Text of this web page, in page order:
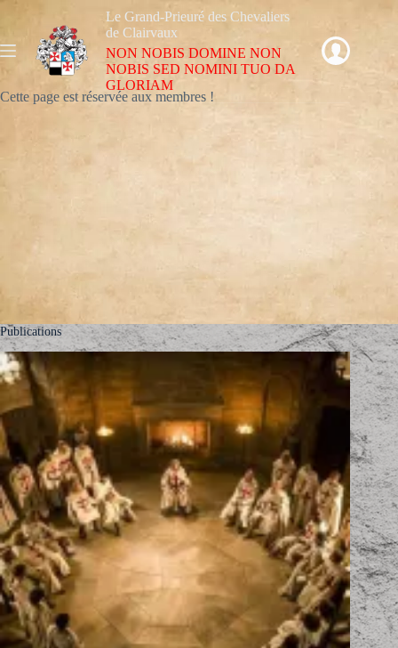
Le Grand-Prieuré des Chevaliers
de Clairvaux
NON NOBIS DOMINE NON
NOBIS SED NOMINI TUO DA
GLORIAM
Cette page est réservée aux membres !
Publications